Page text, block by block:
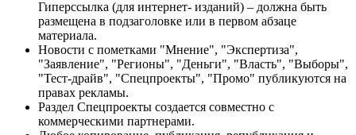
Гиперссылка (для интернет- изданий) – должна быть
размещена в подзаголовке или в первом абзаце
материала.
Новости с пометками "Мнение", "Экспертиза",
"Заявление", "Регионы", "Деньги", "Власть", "Выборы",
"Тест-драйв", "Спецпроекты", "Промо" публикуются на
правах рекламы.
Раздел Спецпроекты создается совместно с
коммерческими партнерами.